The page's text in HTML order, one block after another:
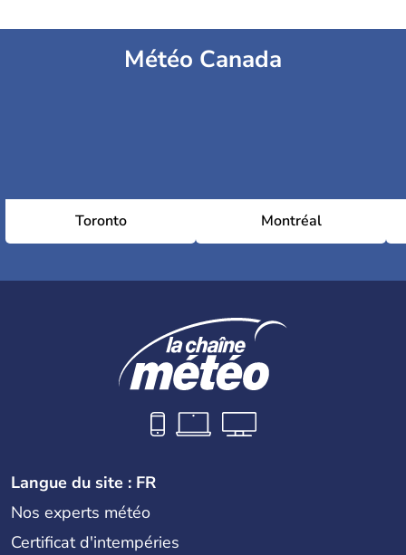
Météo Canada
Toronto Montréal
Langue du site : FR
Nos experts météo
Certificat d'intempéries